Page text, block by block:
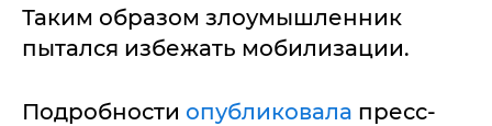
Таким образом злоумышленник
пытался избежать мобилизации.
Подробности опубликовала пресс-